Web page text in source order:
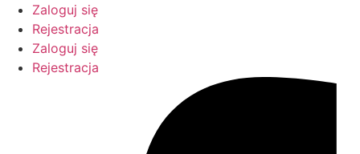
Przejdź
treści
Zaloguj się
Rejestracja
Zaloguj się
Rejestracja